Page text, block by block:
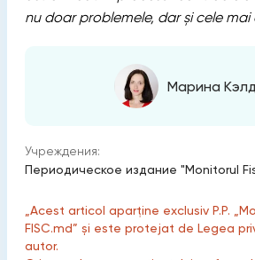
nu doar problemele, dar și cele mai
Марина
Учреждения:
Периодическое издание "Monitorul
„Acest articol aparține exclusiv P.P.
FISC.md” și este protejat de Legea
autor.